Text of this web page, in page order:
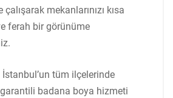
mekanlarınızı kısa
ferah bir görünüme
tüm ilçelerinde
badana boya hizmeti